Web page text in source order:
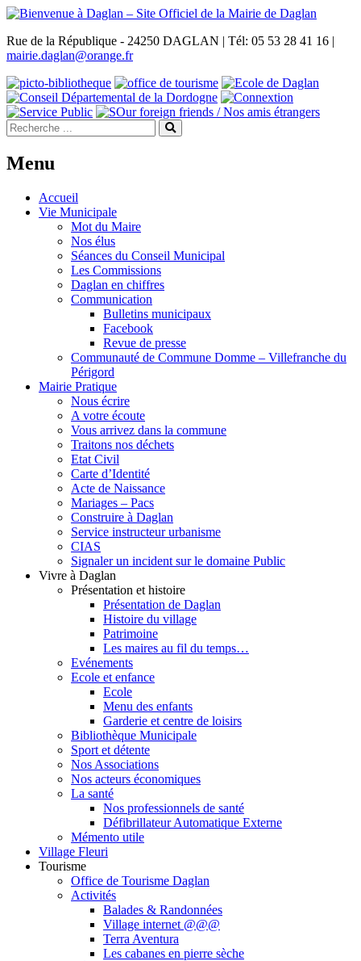
Rue de la République - 24250 DAGLAN | Tél: 05 53 28 41 16 |
mairie.daglan@orange.fr
Menu
Accueil
Vie Municipale
Mot du Maire
Nos élus
Séances du Conseil Municipal
Les Commissions
Daglan en chiffres
Communication
Bulletins municipaux
Facebook
Revue de presse
Communauté de Commune Domme – Villefranche du
Périgord
Mairie Pratique
Nous écrire
A votre écoute
Vous arrivez dans la commune
Traitons nos déchets
Etat Civil
Carte d’Identité
Acte de Naissance
Mariages – Pacs
Construire à Daglan
Service instructeur urbanisme
CIAS
Signaler un incident sur le domaine Public
Vivre à Daglan
Présentation et histoire
Présentation de Daglan
Histoire du village
Patrimoine
Les maires au fil du temps…
Evénements
Ecole et enfance
Ecole
Menu des enfants
Garderie et centre de loisirs
Bibliothèque Municipale
Sport et détente
Nos Associations
Nos acteurs économiques
La santé
Nos professionnels de santé
Défibrillateur Automatique Externe
Mémento utile
Village Fleuri
Tourisme
Office de Tourisme Daglan
Activités
Balades & Randonnées
Village internet @@@
Terra Aventura
Les cabanes en pierre sèche